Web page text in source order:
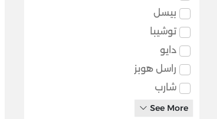
بيسل
توشيبا
دايو
راسل هوبز
شارب
See More